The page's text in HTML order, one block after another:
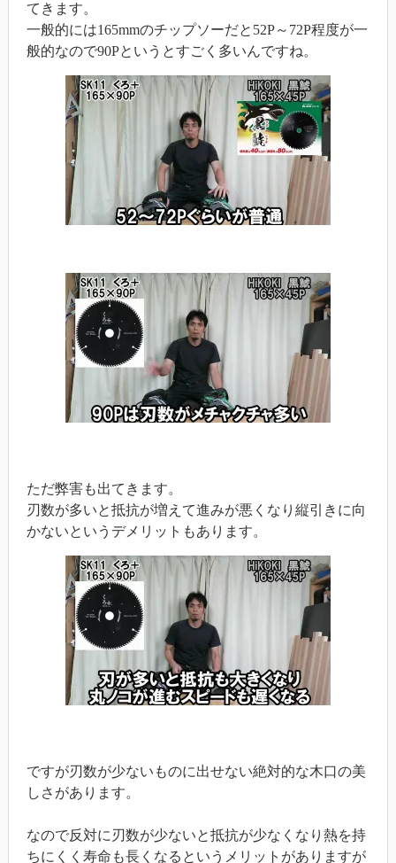
てきます。
一般的には165mmのチップソーだと52P～72P程度が一
般的なので90Pというとすごく多いんですね。
ただ弊害も出てきます。
刃数が多いと抵抗が増えて進みが悪くなり縦引きに向
かないというデメリットもあります。
ですが刃数が少ないものに出せない絶対的な木口の美
しさがあります。
なので反対に刃数が少ないと抵抗が少なくなり熱を持
ちにくく寿命も長くなるというメリットがありますが